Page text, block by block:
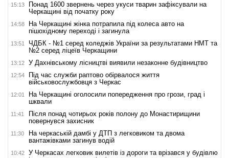
15:13
Понад 1600 звернень через укуси тварин зафіксували на
Черкащині від початку року
14:58
На Черкащині жінка потрапила під колеса авто на
пішохідному переході і загинула
13:51
ЧДБК - №1 серед коледжів України за результатами НМТ та
№2 серед ліцеїв Черкащини
13:12 У Дахнівському лісництві виявили незаконне будівництво
12:54
Під час служби раптово обірвалося життя
військовослужбовця з Черкас
12:01
На Черкащині оголосили попередження про грози, град і
шквали
11:41
Після понад чотирьох років полону до Монастирищини
повернувся захисник
11:30
На черкаській дамбі у ДТП з легковиком та двома
вантажівками загинув водій
10:42
У Черкасах легковик вилетів із дороги та врізався у будівлю